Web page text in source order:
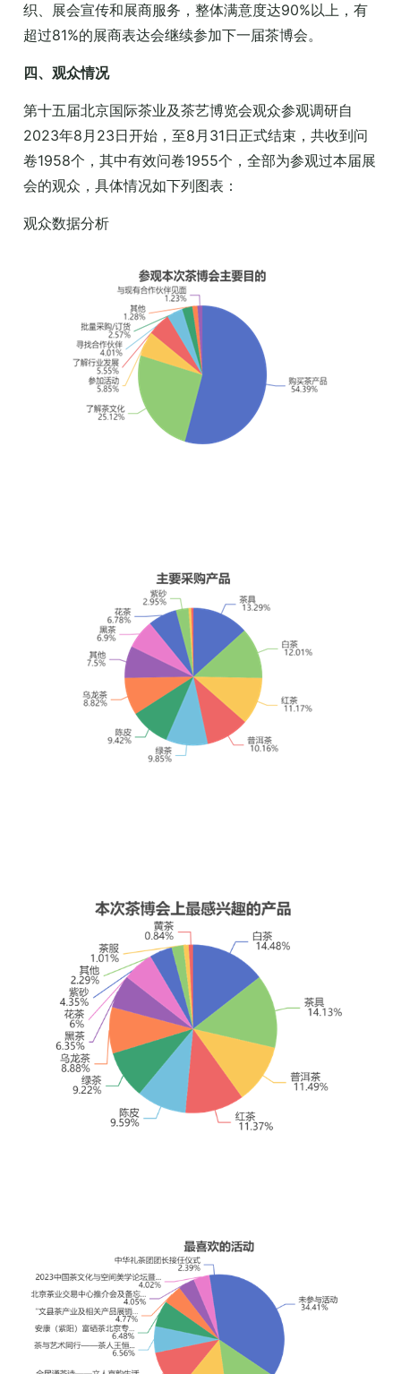
织、展会宣传和展商服务，整体满意度达90%以上，有
超过81%的展商表达会继续参加下一届茶博会。
四、观众情况
第十五届北京国际茶业及茶艺博览会观众参观调研自
2023年8月23日开始，至8月31日正式结束，共收到问
卷1958个，其中有效问卷1955个，全部为参观过本届展
会的观众，具体情况如下列图表：
观众数据分析